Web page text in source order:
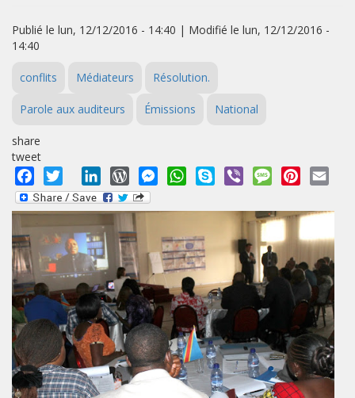
Publié le lun, 12/12/2016 - 14:40 | Modifié le lun, 12/12/2016 -
14:40
conflits Médiateurs Résolution.
Parole aux auditeurs Émissions National
share
tweet
Facebook
Twitter LinkedInWordPressMessengerWhatsApp
Skype Viber MessagePinterest